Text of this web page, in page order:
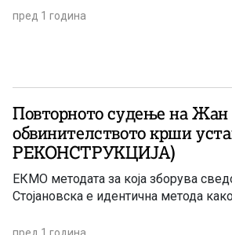
пред 1 година
Повторното судење на Жан
обвинителството крши
РЕКОНСТРУКЦИЈА)
ЕКМО методата за која зборува
Стојановска е идентична метода